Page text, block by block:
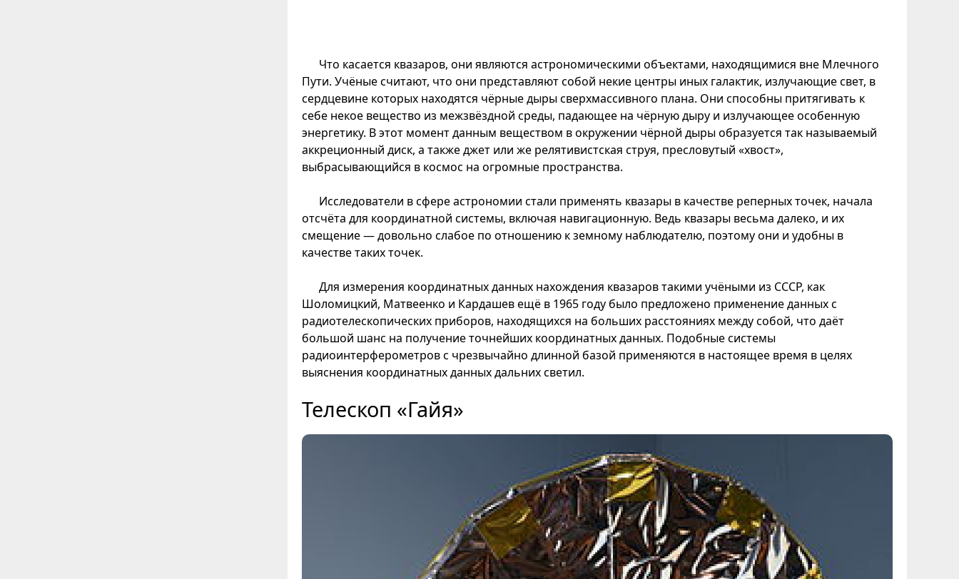
Что касается квазаров, они являются астрономическими объектами, находящимися вне Млечного
Пути. Учёные считают, что они представляют собой некие центры иных галактик, излучающие свет, в
сердцевине которых находятся чёрные дыры сверхмассивного плана. Они способны притягивать к
себе некое вещество из межзвёздной среды, падающее на чёрную дыру и излучающее особенную
энергетику. В этот момент данным веществом в окружении чёрной дыры образуется так называемый
аккреционный диск, а также джет или же релятивистская струя, пресловутый «хвост»,
выбрасывающийся в космос на огромные пространства.
Исследователи в сфере астрономии стали применять квазары в качестве реперных точек, начала
отсчёта для координатной системы, включая навигационную. Ведь квазары весьма далеко, и их
смещение — довольно слабое по отношению к земному наблюдателю, поэтому они и удобны в
качестве таких точек.
Для измерения координатных данных нахождения квазаров такими учёными из СССР, как
Шоломицкий, Матвеенко и Кардашев ещё в 1965 году было предложено применение данных с
радиотелескопических приборов, находящихся на больших расстояниях между собой, что даёт
большой шанс на получение точнейших координатных данных. Подобные системы
радиоинтерферометров с чрезвычайно длинной базой применяются в настоящее время в целях
выяснения координатных данных дальних светил.
Телескоп «Гайя»